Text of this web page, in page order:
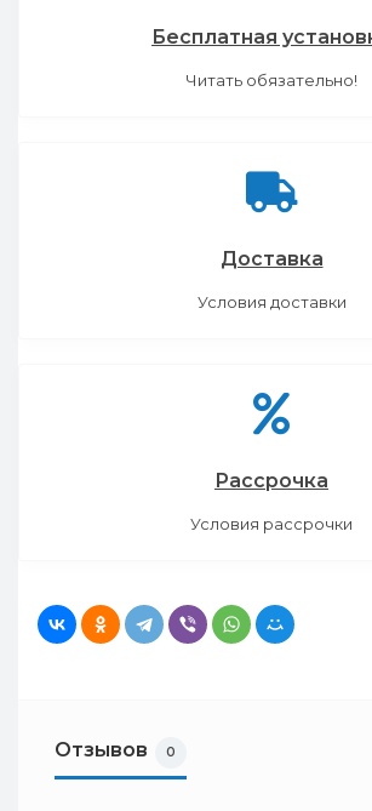
Бесплатная
Читать обязательно!
Доставка
Условия доставки
Рассрочка
Условия рассрочки
Отзывов 0